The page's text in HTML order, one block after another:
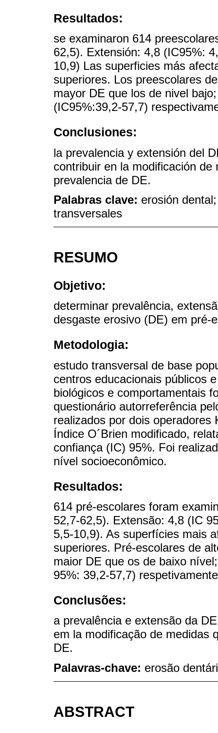
Resultados:
se examinaron 614
62,5). Extensión: 4,8 (IC95%:
10,9) Las superficies más
superiores. Los preescolares
mayor DE que los de nivel
(IC95%:39,2-57,7)
Conclusiones:
la prevalencia y extensión del
contribuir en la modificación
prevalencia de DE.
Palabras clave: erosión
transversales
RESUMO
Objetivo:
determinar prevalência,
desgaste erosivo (DE) em pré-
Metodologia:
estudo transversal de base
centros educacionais públicos
biológicos e comportamentais
questionário autorreferência
realizados por dois
Índice O´Brien modificado,
confiança (IC) 95%. Foi
nível socioeconômico.
Resultados:
614 pré-escolares foram
52,7-62,5). Extensão: 4,8 (IC
5,5-10,9). As superfícies mais
superiores. Pré-escolares de
maior DE que os de baixo
95%: 39,2-57,7)
Conclusões:
a prevalência e extensão da
em la modificação de medidas
DE.
Palavras-chave: erosão
ABSTRACT